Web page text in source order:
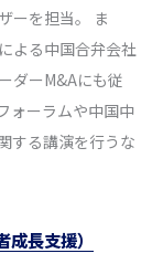
ーを担当。 ま
よる中国合弁会社
ダーM&Aにも従
ォーラムや中国中
する講演を行うな
長支援）